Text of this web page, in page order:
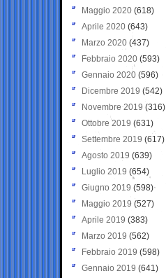
Maggio 2020 (618)
Aprile 2020 (643)
Marzo 2020 (437)
Febbraio 2020 (593)
Gennaio 2020 (596)
Dicembre 2019 (542)
Novembre 2019 (316)
Ottobre 2019 (631)
Settembre 2019 (617)
Agosto 2019 (639)
Luglio 2019 (654)
Giugno 2019 (598)
Maggio 2019 (527)
Aprile 2019 (383)
Marzo 2019 (562)
Febbraio 2019 (598)
Gennaio 2019 (641)